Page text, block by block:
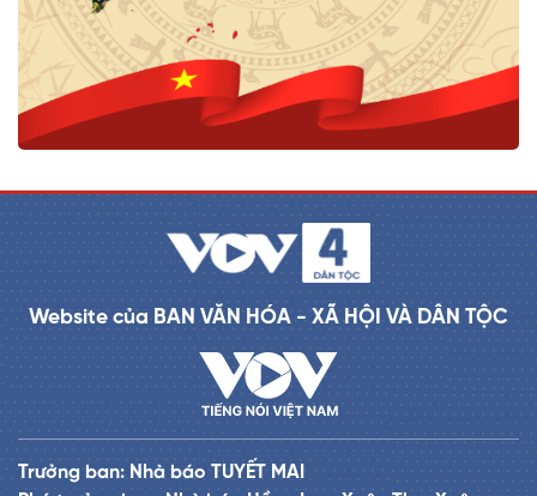
Website của BAN VĂN HÓA - XÃ HỘI VÀ DÂN TỘC
Trưởng ban: Nhà báo TUYẾT MAI